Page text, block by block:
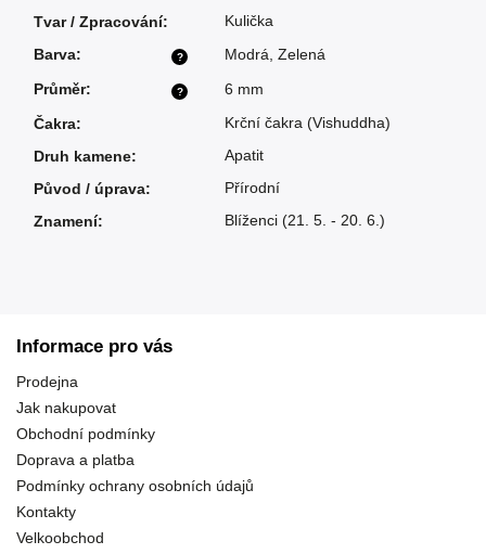
Tvar / Zpracování: Kulička
?
Barva: Modrá Zelená
?
Průměr:
6 mm
Čakra:
Krční čakra (Vishuddha)
Druh kamene:
Apatit
Původ / úprava:
Přírodní
Znamení: Blíženci (21. 5. - 20. 6.)
Informace pro vás
Prodejna
Jak nakupovat
Obchodní podmínky
Doprava a platba
Podmínky ochrany osobních údajů
Kontakty
Velkoobchod